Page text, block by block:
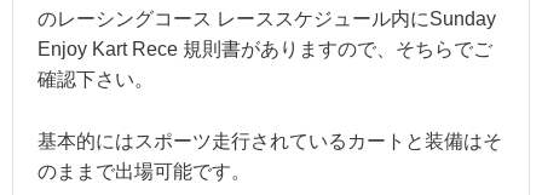
のレーシングコース レーススケジュール内にSunday
Enjoy Kart Rece 規則書がありますので、そちらでご
確認下さい。
基本的にはスポーツ走行されているカートと装備はそ
のままで出場可能です。